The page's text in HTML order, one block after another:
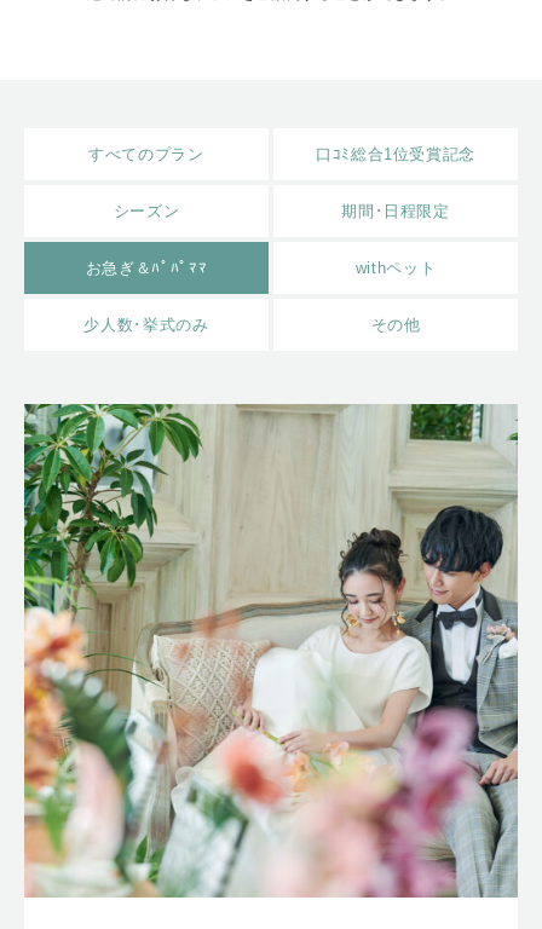
すべてのプラン 口ｺﾐ総合1位受賞記念
シーズン 期間･日程限定
お急ぎ＆ﾊﾟﾊﾟﾏﾏ withペット
少人数･挙式のみ その他